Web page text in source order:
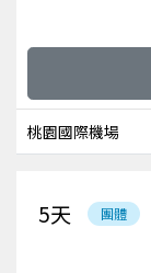
桃園國際機場
團體
5天